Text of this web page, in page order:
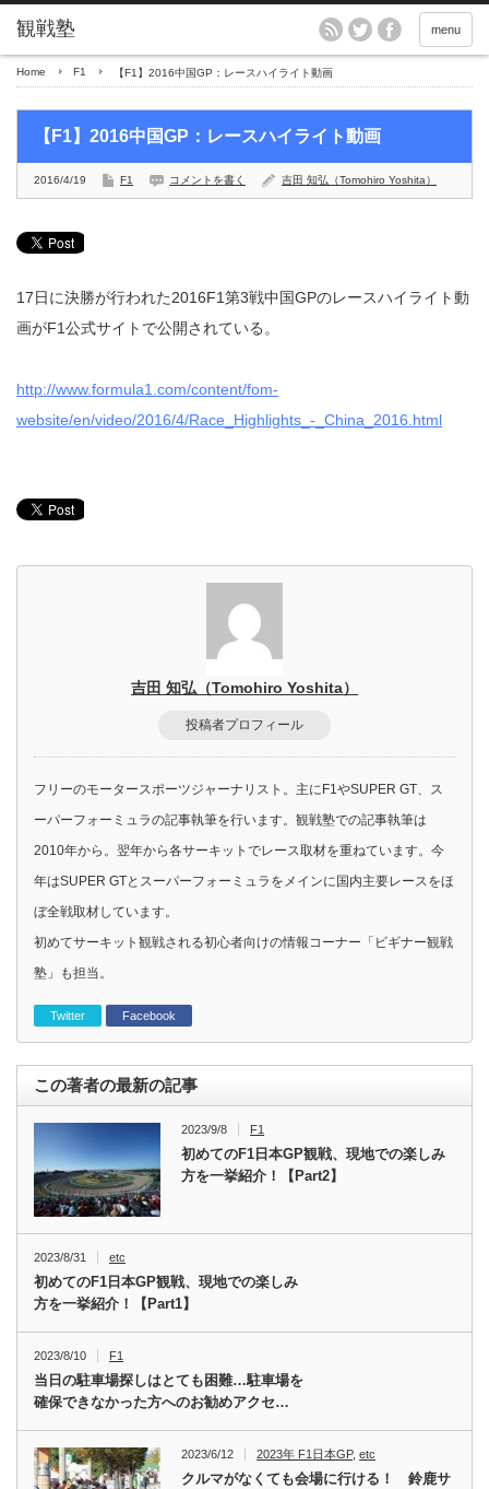
menu
Home F1 【F1】2016中国GP：レースハイライト動画
【F1】2016中国GP：レースハイライト動画
2016/4/19 F1 コメントを書く 吉田 知弘（Tomohiro Yoshita）
17日に決勝が行われた2016F1第3戦中国GPのレースハイライト動
画がF1公式サイトで公開されている。
http://www.formula1.com/content/fom-
website/en/video/2016/4/Race_Highlights_-_China_2016.html
吉田 知弘（Tomohiro Yoshita）
投稿者プロフィール
フリーのモータースポーツジャーナリスト。主にF1やSUPER GT、ス
ーパーフォーミュラの記事執筆を行います。観戦塾での記事執筆は
2010年から。翌年から各サーキットでレース取材を重ねています。今
年はSUPER GTとスーパーフォーミュラをメインに国内主要レースをほ
ぼ全戦取材しています。
初めてサーキット観戦される初心者向けの情報コーナー「ビギナー観戦
塾」も担当。
Twitter Facebook
この著者の最新の記事
2023/9/8 F1
初めてのF1日本GP観戦、現地での楽しみ
方を一挙紹介！【Part2】
2023/8/31 etc
初めてのF1日本GP観戦、現地での楽しみ
方を一挙紹介！【Part1】
2023/8/10 F1
当日の駐車場探しはとても困難…駐車場を
確保できなかった方へのお勧めアクセ…
2023/6/12 2023年 F1日本GP,etc
クルマがなくても会場に行ける！ 鈴鹿サ